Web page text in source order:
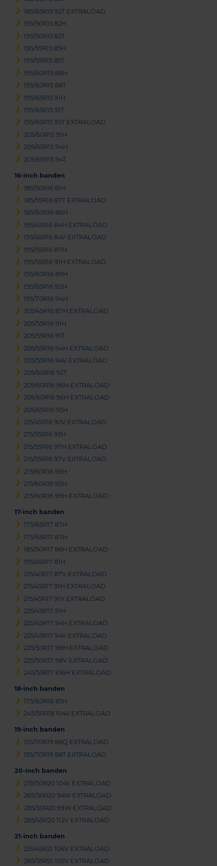
185/65R15 92T EXTRALOAD
195/50R15 82H
195/50R15 82T
195/55R15 85H
195/55R15 85T
195/60R15 88H
195/60R15 88T
195/65R15 91H
195/65R15 91T
195/65R15 95T EXTRALOAD
205/60R15 91H
205/65R15 94H
205/65R15 94T
16-inch banden
185/50R16 81H
185/55R16 87T EXTRALOAD
185/60R16 86H
195/45R16 84H EXTRALOAD
195/45R16 84V EXTRALOAD
195/55R16 87H
195/55R16 91H EXTRALOAD
195/60R16 89H
195/65R16 92H
195/70R16 94H
205/45R16 87H EXTRALOAD
205/55R16 91H
205/55R16 91T
205/55R16 94H EXTRALOAD
205/55R16 94V EXTRALOAD
205/60R16 92T
205/60R16 96H EXTRALOAD
205/60R16 96H EXTRALOAD
205/65R16 95H
215/45R16 90V EXTRALOAD
215/55R16 93H
215/55R16 97H EXTRALOAD
215/55R16 97V EXTRALOAD
215/60R16 95H
215/60R16 95H
215/60R16 99H EXTRALOAD
17-inch banden
175/65R17 87H
175/65R17 87H
185/50R17 86H EXTRALOAD
195/45R17 81H
215/40R17 87V EXTRALOAD
215/45R17 91H EXTRALOAD
215/45R17 91V EXTRALOAD
225/45R17 91H
225/45R17 94H EXTRALOAD
225/45R17 94V EXTRALOAD
225/50R17 98H EXTRALOAD
225/50R17 98V EXTRALOAD
245/55R17 106H EXTRALOAD
18-inch banden
175/60R18 85H
245/50R18 104V EXTRALOAD
19-inch banden
155/70R19 88Q EXTRALOAD
155/70R19 88T EXTRALOAD
20-inch banden
235/50R20 104V EXTRALOAD
265/30R20 94W EXTRALOAD
285/30R20 99W EXTRALOAD
285/45R20 112V EXTRALOAD
21-inch banden
255/45R21 106V EXTRALOAD
285/35R21 105V EXTRALOAD